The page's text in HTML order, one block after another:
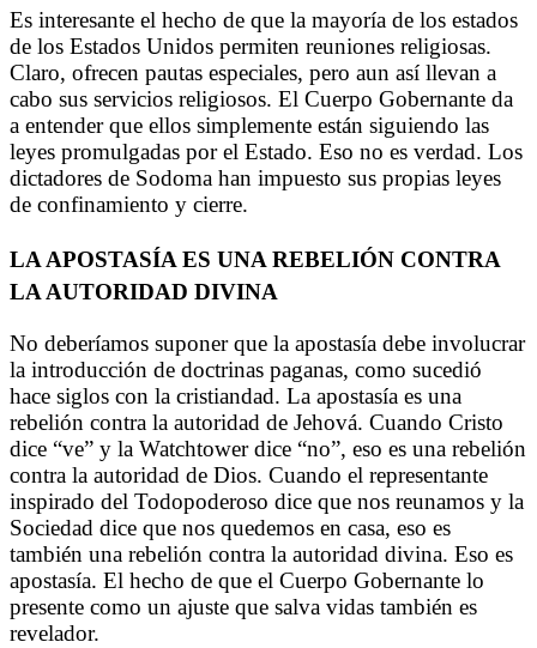
Es interesante el hecho de que la mayoría de los estados
de los Estados Unidos permiten reuniones religiosas.
Claro, ofrecen pautas especiales, pero aun así llevan a
cabo sus servicios religiosos. El Cuerpo Gobernante da
a entender que ellos simplemente están siguiendo las
leyes promulgadas por el Estado. Eso no es verdad. Los
dictadores de Sodoma han impuesto sus propias leyes
de confinamiento y cierre.
LA APOSTASÍA ES UNA REBELIÓN CONTRA
LA AUTORIDAD DIVINA
No deberíamos suponer que la apostasía debe involucrar
la introducción de doctrinas paganas, como sucedió
hace siglos con la cristiandad. La apostasía es una
rebelión contra la autoridad de Jehová. Cuando Cristo
dice “ve” y la Watchtower dice “no”, eso es una rebelión
contra la autoridad de Dios. Cuando el representante
inspirado del Todopoderoso dice que nos reunamos y la
Sociedad dice que nos quedemos en casa, eso es
también una rebelión contra la autoridad divina. Eso es
apostasía. El hecho de que el Cuerpo Gobernante lo
presente como un ajuste que salva vidas también es
revelador.